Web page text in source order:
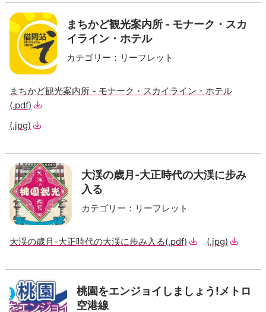
まちかど観光案内所 - モナーク・スカ
イライン・ホテル
カテゴリー ： リーフレット
まちかど観光案内所 - モナーク・スカイライン・ホテル
(.pdf)
(.jpg)
大渓の歳月-大正時代の大渓に步み
入る
カテゴリー ： リーフレット
大渓の歳月-大正時代の大渓に步み入る(.pdf) (.jpg)
桃園をエンジョイしましょう!メトロ
空港線